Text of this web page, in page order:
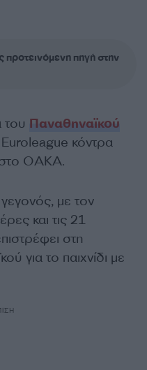
πηγή στην
Παναθηναϊκού
Euroleague κόντρα
ΟΑΚΑ.
με τον
και τις 21
στη
για το παιχνίδι με